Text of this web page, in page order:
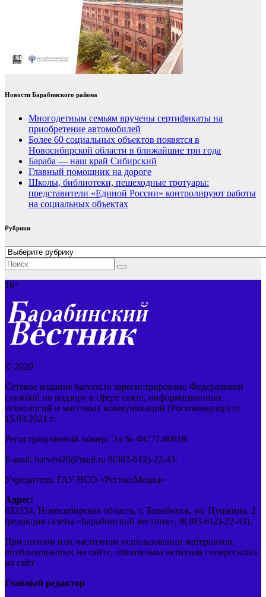
Новости Барабинского района
Многодетным семьям вручены сертификаты на
приобретение автомобилей
Более 60 социальных объектов появятся в
Новосибирской области в ближайшие три года
Бараба — наш край Сибирский
Главный помощник на дороге
Школы, библиотеки, пешеходные тротуары:
представители «Единой России» контролируют работы
на социальных объектах
Рубрики
Рубрики
16+
© 2020
Сетевое издание barvest.ru зарегистрировано Федеральной
службой по надзору в сфере связи, информационных
технологий и массовых коммуникаций (Роскомнадзор) от
15.03.2021 г.
Регистрационный номер: Эл № ФС77-80619.
E-mail: barvest20@mail.ru 8(383-612)-22-43.
Учредитель: ГАУ НСО «РегионМедиа»
Адрес:
632334, Новосибирская область, г. Барабинск, ул. Пушкина, 2
(редакция газеты «Барабинский вестник», 8(383-612)-22-43).
При полном или частичном использовании материалов,
опубликованных на сайте, обязательна активная гиперссылка
на сайт
Главный редактор